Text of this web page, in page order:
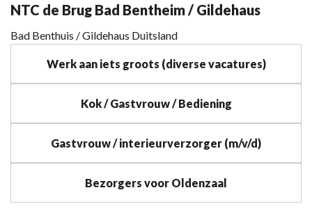
NTC de Brug Bad Bentheim / Gildehaus
Bad Benthuis / Gildehaus Duitsland
Werk aan iets groots (diverse vacatures)
Kok / Gastvrouw / Bediening
Gastvrouw / interieurverzorger (m/v/d)
Bezorgers voor Oldenzaal